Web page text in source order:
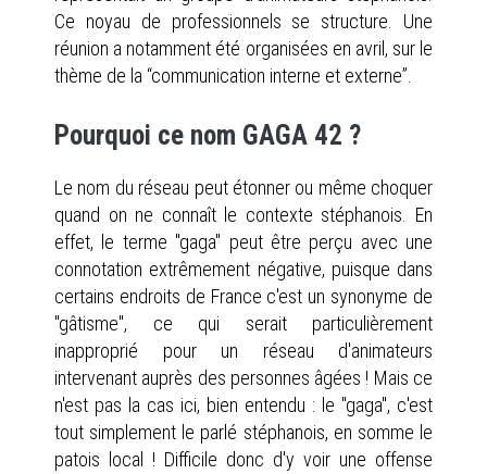
Ce noyau de professionnels se structure. Une
réunion a notamment été organisées en avril, sur le
thème de la “communication interne et externe”.
Pourquoi ce nom GAGA 42 ?
Le nom du réseau peut étonner ou même choquer
quand on ne connaît le contexte stéphanois. En
effet, le terme "gaga" peut être perçu avec une
connotation extrêmement négative, puisque dans
certains endroits de France c'est un synonyme de
"gâtisme", ce qui serait particulièrement
inapproprié pour un réseau d'animateurs
intervenant auprès des personnes âgées ! Mais ce
n'est pas la cas ici, bien entendu : le "gaga", c'est
tout simplement le parlé stéphanois, en somme le
patois local ! Difficile donc d'y voir une offense